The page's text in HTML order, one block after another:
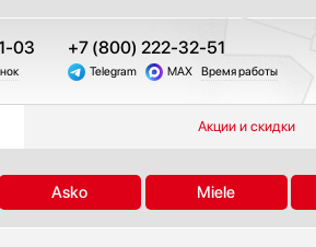
03 +7 (800) 222-32-51
Telegram MAX Время работы
Акции и скидки
Asko Miele